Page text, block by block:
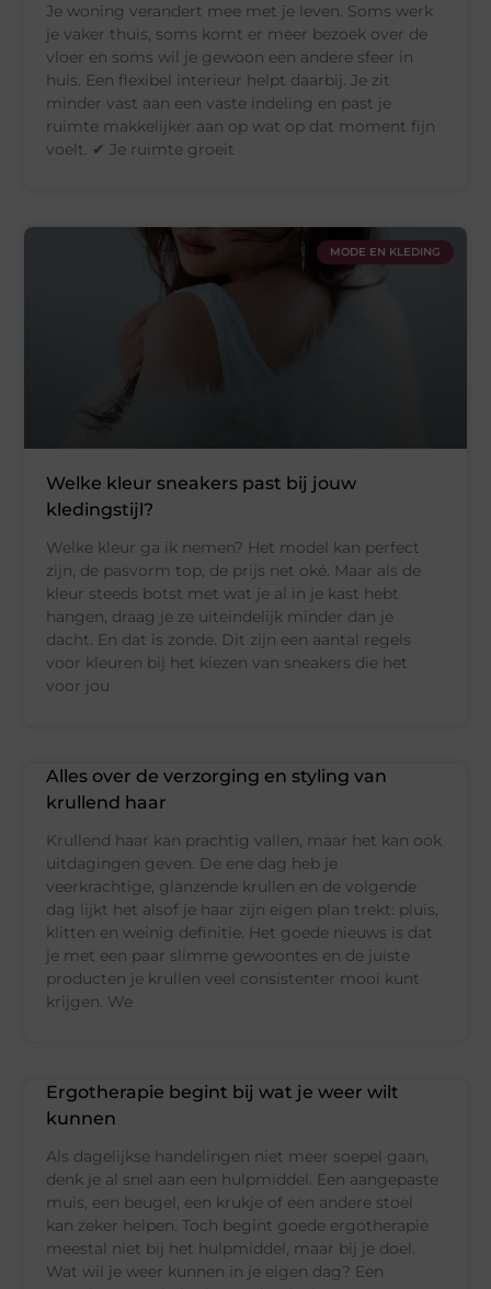
Je woning verandert mee met je leven. Soms werk
je vaker thuis, soms komt er meer bezoek over de
vloer en soms wil je gewoon een andere sfeer in
huis. Een flexibel interieur helpt daarbij. Je zit
minder vast aan een vaste indeling en past je
ruimte makkelijker aan op wat op dat moment fijn
voelt. ✔ Je ruimte groeit
MODE EN KLEDING
Welke kleur sneakers past bij jouw
kledingstijl?
Welke kleur ga ik nemen? Het model kan perfect
zijn, de pasvorm top, de prijs net oké. Maar als de
kleur steeds botst met wat je al in je kast hebt
hangen, draag je ze uiteindelijk minder dan je
dacht. En dat is zonde. Dit zijn een aantal regels
voor kleuren bij het kiezen van sneakers die het
voor jou
Alles over de verzorging en styling van
krullend haar
Krullend haar kan prachtig vallen, maar het kan ook
uitdagingen geven. De ene dag heb je
veerkrachtige, glanzende krullen en de volgende
dag lijkt het alsof je haar zijn eigen plan trekt: pluis,
klitten en weinig definitie. Het goede nieuws is dat
je met een paar slimme gewoontes en de juiste
producten je krullen veel consistenter mooi kunt
krijgen. We
Ergotherapie begint bij wat je weer wilt
kunnen
Als dagelijkse handelingen niet meer soepel gaan,
denk je al snel aan een hulpmiddel. Een aangepaste
muis, een beugel, een krukje of een andere stoel
kan zeker helpen. Toch begint goede ergotherapie
meestal niet bij het hulpmiddel, maar bij je doel.
Wat wil je weer kunnen in je eigen dag? Een